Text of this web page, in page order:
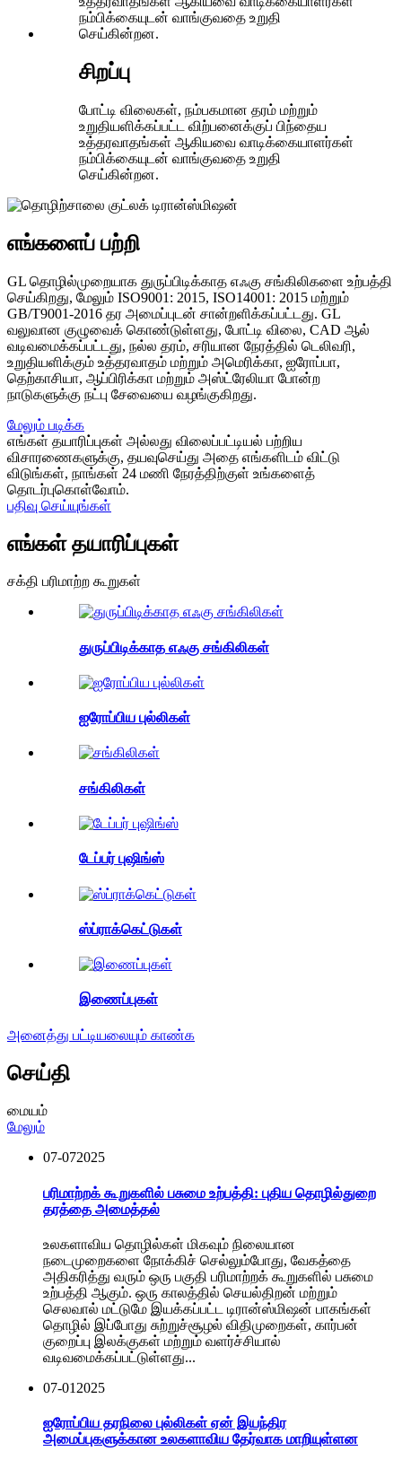
சிறப்பு
போட்டி விலைகள், நம்பகமான தரம் மற்றும்
உறுதியளிக்கப்பட்ட விற்பனைக்குப் பிந்தைய
உத்தரவாதங்கள் ஆகியவை வாடிக்கையாளர்கள்
நம்பிக்கையுடன் வாங்குவதை உறுதி
செய்கின்றன.
எங்களைப் பற்றி
GL தொழில்முறையாக துருப்பிடிக்காத எஃகு சங்கிலிகளை உற்பத்தி
செய்கிறது, மேலும் ISO9001: 2015, ISO14001: 2015 மற்றும்
GB/T9001-2016 தர அமைப்புடன் சான்றளிக்கப்பட்டது. GL
வலுவான குழுவைக் கொண்டுள்ளது, போட்டி விலை, CAD ஆல்
வடிவமைக்கப்பட்டது, நல்ல தரம், சரியான நேரத்தில் டெலிவரி,
உறுதியளிக்கும் உத்தரவாதம் மற்றும் அமெரிக்கா, ஐரோப்பா,
தெற்காசியா, ஆப்பிரிக்கா மற்றும் அஸ்ட்ரேலியா போன்ற
நாடுகளுக்கு நட்பு சேவையை வழங்குகிறது.
மேலும் படிக்க
எங்கள் தயாரிப்புகள் அல்லது விலைப்பட்டியல் பற்றிய
விசாரணைகளுக்கு, தயவுசெய்து அதை எங்களிடம் விட்டு
விடுங்கள், நாங்கள் 24 மணி நேரத்திற்குள் உங்களைத்
தொடர்புகொள்வோம்.
பதிவு செய்யுங்கள்
எங்கள் தயாரிப்புகள்
சக்தி பரிமாற்ற கூறுகள்
துருப்பிடிக்காத எஃகு சங்கிலிகள்
ஐரோப்பிய புல்லிகள்
சங்கிலிகள்
டேப்பர் புஷிங்ஸ்
ஸ்ப்ராக்கெட்டுகள்
இணைப்புகள்
அனைத்து பட்டியலையும் காண்க
செய்தி
மையம்
மேலும்
07-072025
பரிமாற்றக் கூறுகளில் பசுமை உற்பத்தி: புதிய தொழில்துறை
தரத்தை அமைத்தல்
உலகளாவிய தொழில்கள் மிகவும் நிலையான
நடைமுறைகளை நோக்கிச் செல்லும்போது, வேகத்தை
அதிகரித்து வரும் ஒரு பகுதி பரிமாற்றக் கூறுகளில் பசுமை
உற்பத்தி ஆகும். ஒரு காலத்தில் செயல்திறன் மற்றும்
செலவால் மட்டுமே இயக்கப்பட்ட டிரான்ஸ்மிஷன் பாகங்கள்
தொழில் இப்போது சுற்றுச்சூழல் விதிமுறைகள், கார்பன்
குறைப்பு இலக்குகள் மற்றும் வளர்ச்சியால்
வடிவமைக்கப்பட்டுள்ளது...
07-01 2025
ஐரோப்பிய தரநிலை புல்லிகள் ஏன் இயந்திர
அமைப்புகளுக்கான உலகளாவிய தேர்வாக மாறியுள்ளன